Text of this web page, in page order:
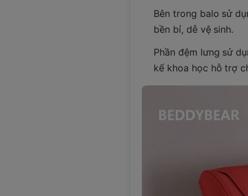
Bên trong balo sử
bền bỉ, dễ vệ sinh.
Phần đệm lưng sử
kế khoa học hỗ trợ